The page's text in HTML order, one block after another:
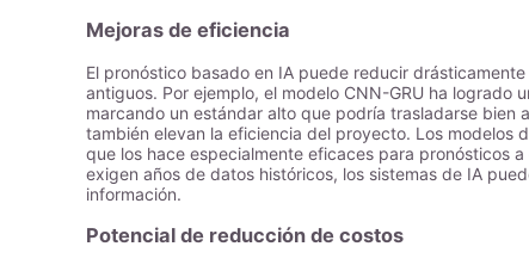
Mejoras de eficiencia
El pronóstico basado en IA puede reducir
antiguos. Por ejemplo, el modelo CNN-GRU ha logrado
marcando un estándar alto que podría trasladarse bien
también elevan la eficiencia del proyecto. Los modelos
que los hace especialmente eficaces para pronósticos
exigen años de datos históricos, los sistemas de IA
información.
Potencial de reducción de costos